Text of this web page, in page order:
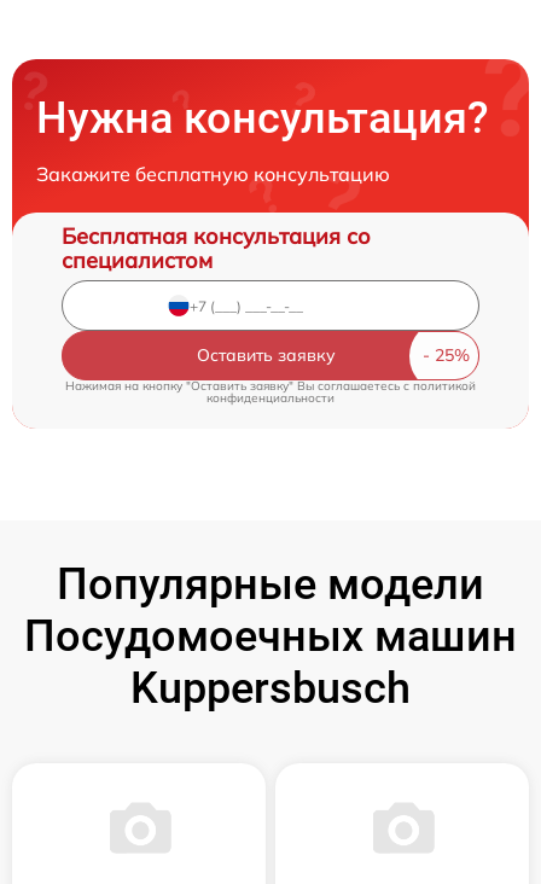
Нужна консультация?
Закажите бесплатную консультацию
Бесплатная консультация со
специалистом
Оставить заявку
Нажимая на кнопку "Оставить заявку" Вы соглашаетесь cполитикой
конфиденциальности
Популярные модели
Посудомоечных машин
Kuppersbusch